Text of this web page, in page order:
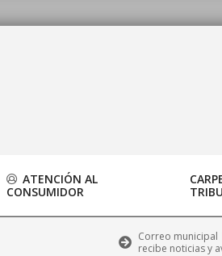
ATENCIÓN AL
CONSUMIDOR
Correo municipal
recibe noticias y